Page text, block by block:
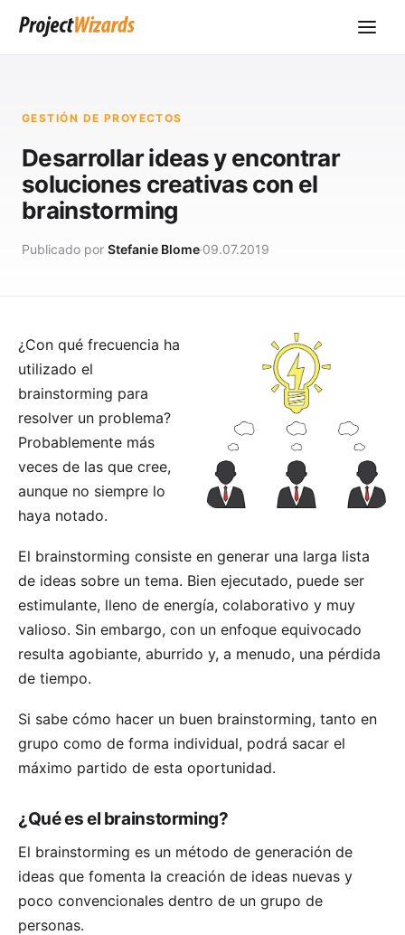
GESTIÓN DE PROYECTOS
Desarrollar ideas y encontrar
soluciones creativas con el
brainstorming
Publicado por Stefanie Blome 09.07.2019
¿Con qué frecuencia ha
utilizado el
brainstorming para
resolver un problema?
Probablemente más
veces de las que cree,
aunque no siempre lo
haya notado.
El brainstorming consiste en generar una larga lista
de ideas sobre un tema. Bien ejecutado, puede ser
estimulante, lleno de energía, colaborativo y muy
valioso. Sin embargo, con un enfoque equivocado
resulta agobiante, aburrido y, a menudo, una pérdida
de tiempo.
Si sabe cómo hacer un buen brainstorming, tanto en
grupo como de forma individual, podrá sacar el
máximo partido de esta oportunidad.
¿Qué es el brainstorming?
El brainstorming es un método de generación de
ideas que fomenta la creación de ideas nuevas y
poco convencionales dentro de un grupo de
personas.